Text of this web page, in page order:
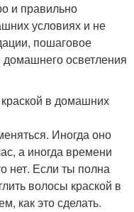
и правильно
условиях и не
пошаговое
домашнего осветления
в домашних
Иногда оно
а иногда времени
нет. Если ты полна
волосы краской в
как это сделать.